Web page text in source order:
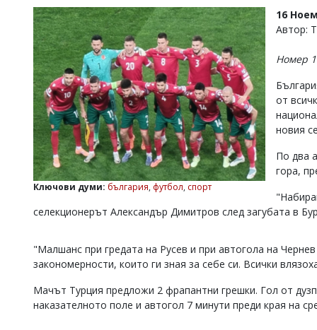
УКРАЙНА
СПОРТ
РАЗСЛЕДВАНЕ
БИЗНЕС
Управители:
Веселин
Василев,
v.vasilev@flagman.bg
Касабова,
редактор:
Ключови думи: българия, футбол, спорт
16
Автор:
Номер 1
от
новия
По два
гора,
селекционерът Александър Димитров след загубата в
"Малшанс при гредата на Русев и при автогола на
закономерности, които ги зная за себе си. Всички
Мачът Турция предложи 2 фрапантни грешки. Гол от
наказателното поле и автогол 7 минути преди края на